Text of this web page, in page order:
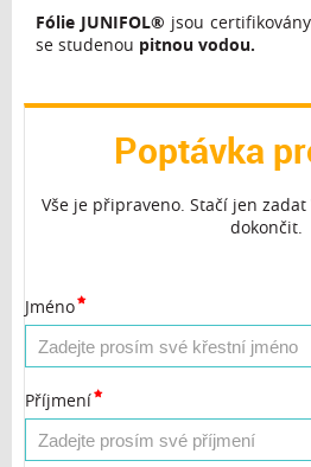
Fólie JUNIFOL® jsou certifikovány
se studenou pitnou vodou.
Poptávka
Vše je připraveno. Stačí jen
dokončit.
Jméno
Příjmení